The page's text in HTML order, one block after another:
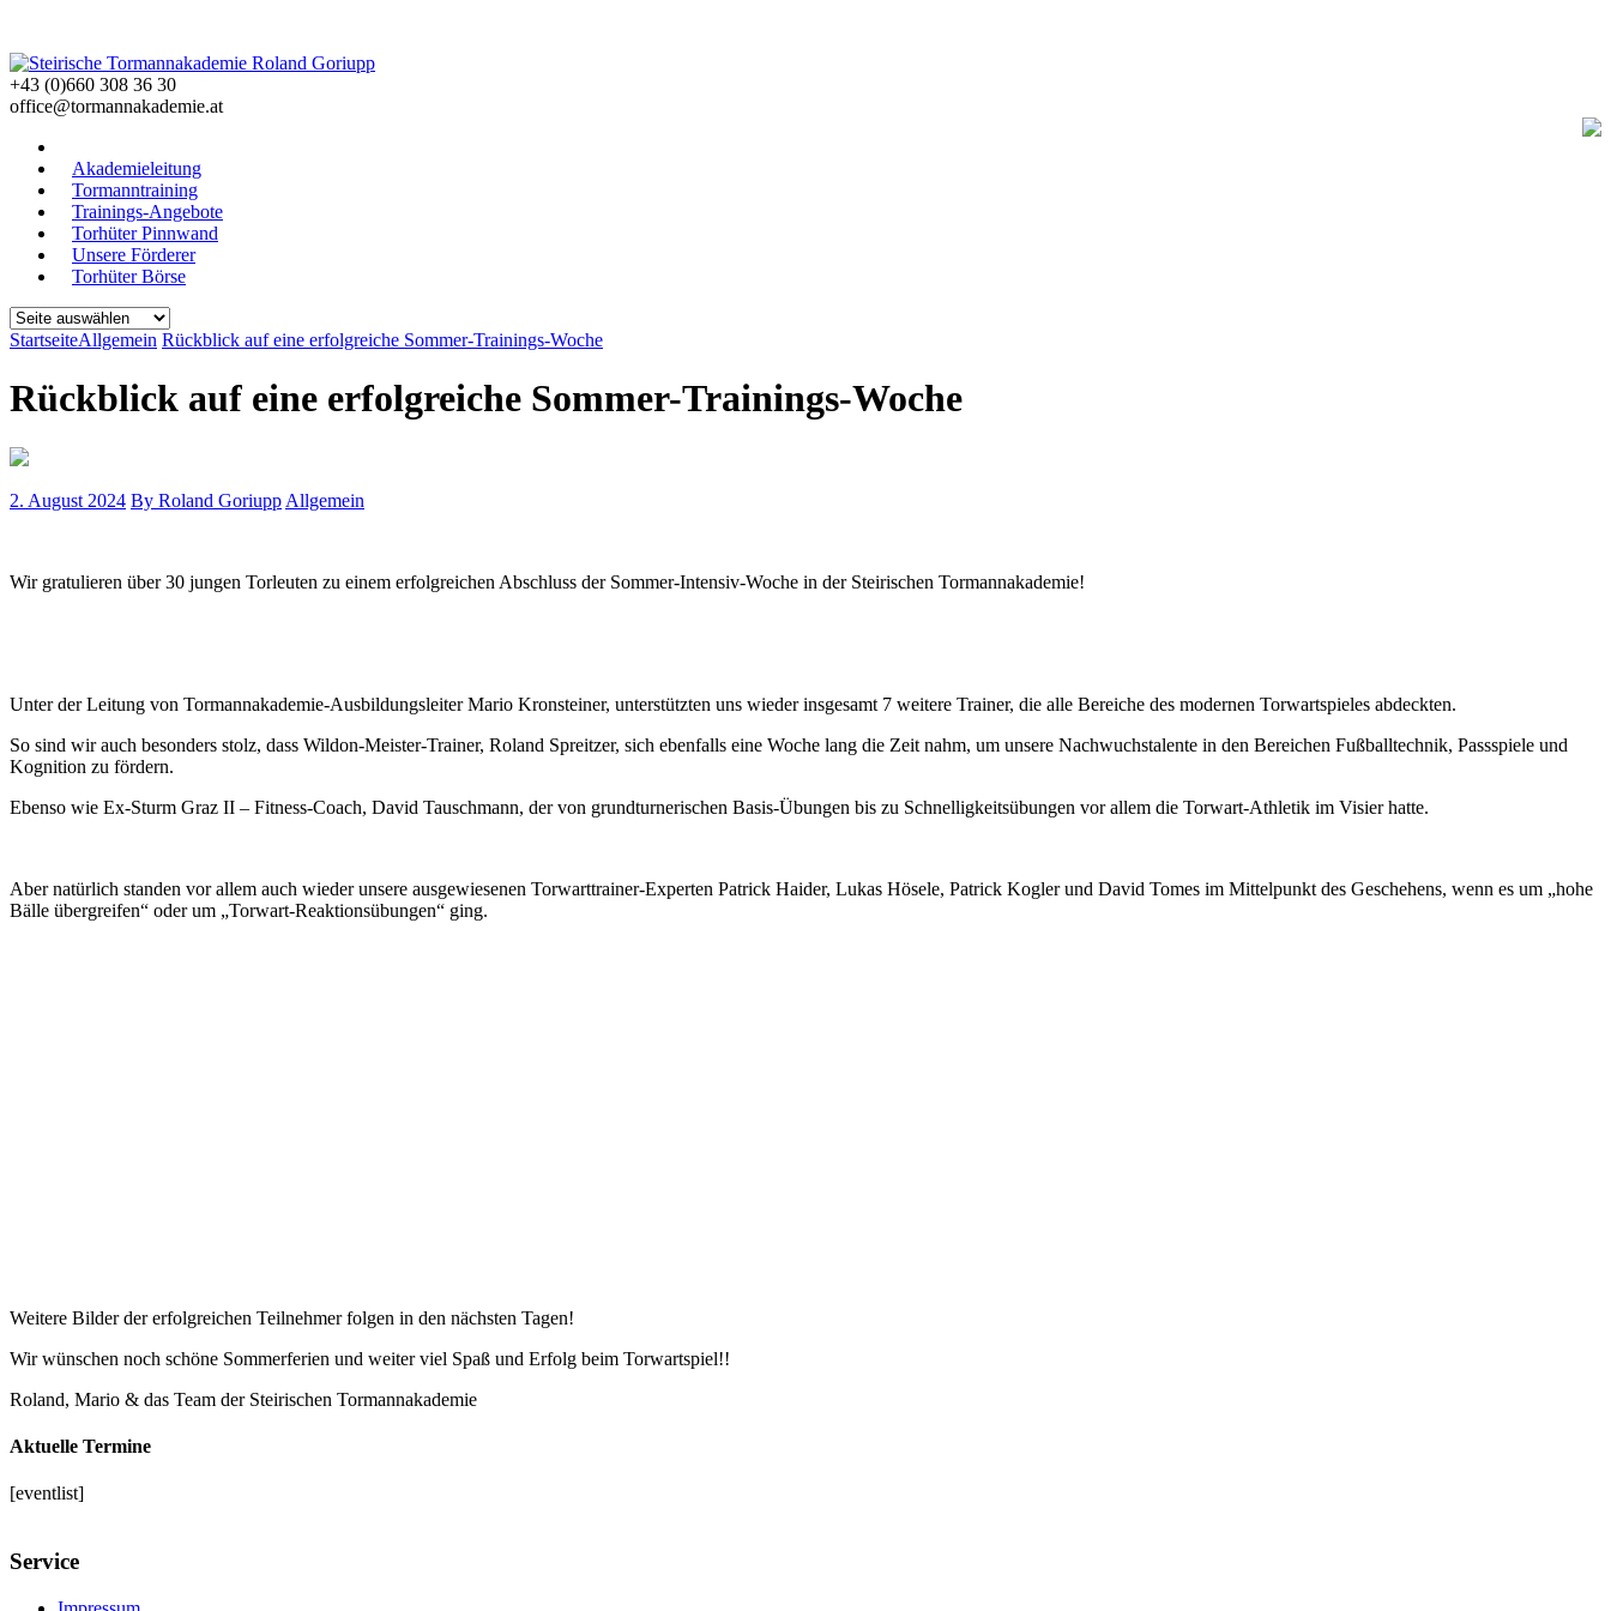
+43 (0)660 308 36 30
office@tormannakademie.at
Akademieleitung
Tormanntraining
Trainings-Angebote
Torhüter Pinnwand
Unsere Förderer
Torhüter Börse
StartseiteAllgemein Rückblick auf eine erfolgreiche Sommer-Trainings-Woche
Rückblick auf eine erfolgreiche Sommer-Trainings-Woche
2. August 2024 By Roland Goriupp Allgemein
Wir gratulieren über 30 jungen Torleuten zu einem erfolgreichen Abschluss der Sommer-Intensiv-Woche in der Steirischen Tormannakademie!
Unter der Leitung von Tormannakademie-Ausbildungsleiter Mario Kronsteiner, unterstützten uns wieder insgesamt 7 weitere Trainer, die alle Bereiche des modernen Torwartspieles abdeckten.
So sind wir auch besonders stolz, dass Wildon-Meister-Trainer, Roland Spreitzer, sich ebenfalls eine Woche lang die Zeit nahm, um unsere Nachwuchstalente in den Bereichen Fußballtechnik, Passspiele und
Kognition zu fördern.
Ebenso wie Ex-Sturm Graz II – Fitness-Coach, David Tauschmann, der von grundturnerischen Basis-Übungen bis zu Schnelligkeitsübungen vor allem die Torwart-Athletik im Visier hatte.
Aber natürlich standen vor allem auch wieder unsere ausgewiesenen Torwarttrainer-Experten Patrick Haider, Lukas Hösele, Patrick Kogler und David Tomes im Mittelpunkt des Geschehens, wenn es um „hohe
Bälle übergreifen“ oder um „Torwart-Reaktionsübungen“ ging.
Weitere Bilder der erfolgreichen Teilnehmer folgen in den nächsten Tagen!
Wir wünschen noch schöne Sommerferien und weiter viel Spaß und Erfolg beim Torwartspiel!!
Roland, Mario & das Team der Steirischen Tormannakademie
Aktuelle Termine
[eventlist]
Service